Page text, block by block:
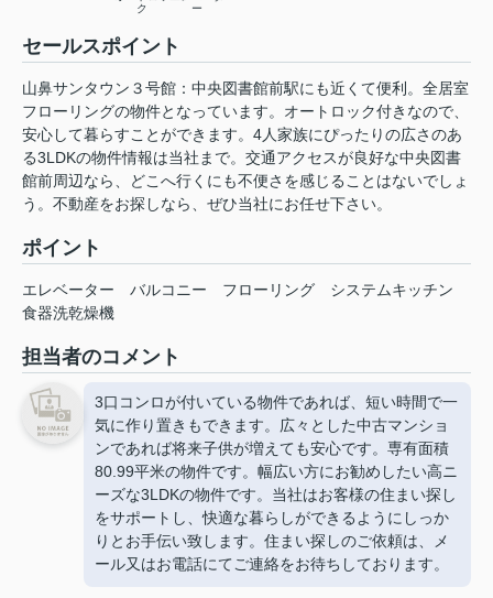
ク
ー
セールスポイント
山鼻サンタウン３号館：中央図書館前駅にも近くて便利。全居室
フローリングの物件となっています。オートロック付きなので、
安心して暮らすことができます。4人家族にぴったりの広さのあ
る3LDKの物件情報は当社まで。交通アクセスが良好な中央図書
館前周辺なら、どこへ行くにも不便さを感じることはないでしょ
う。不動産をお探しなら、ぜひ当社にお任せ下さい。
ポイント
エレベーター バルコニー フローリング
システムキッチン
食器洗乾燥機
担当者のコメント
3口コンロが付いている物件であれば、短い時間で一
気に作り置きもできます。広々とした中古マンショ
ンであれば将来子供が増えても安心です。専有面積
80.99平米の物件です。幅広い方にお勧めしたい高ニ
ーズな3LDKの物件です。当社はお客様の住まい探し
をサポートし、快適な暮らしができるようにしっか
りとお手伝い致します。住まい探しのご依頼は、メ
ール又はお電話にてご連絡をお待ちしております。